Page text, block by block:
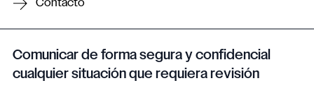
Contacto
Comunicar de forma segura y confidencial
cualquier situación que requiera revisión